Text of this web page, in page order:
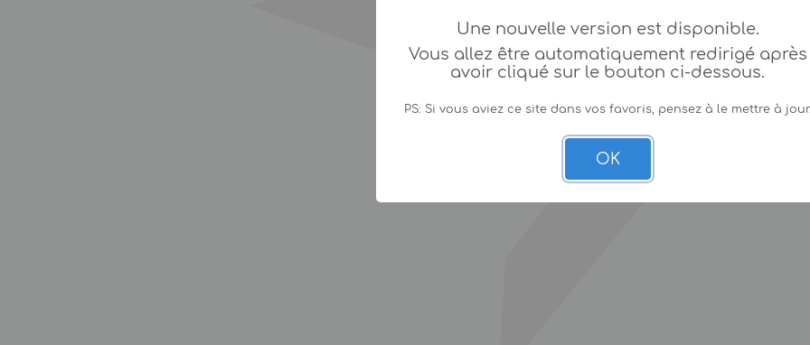
Une nouvelle version est disponible.
Vous allez être automatiquement redirigé après
avoir cliqué sur le bouton ci-dessous.
PS: Si vous aviez ce site dans vos favoris, pensez à le mettre à
OK